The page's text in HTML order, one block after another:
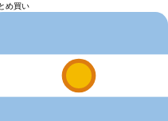
し最短日を選択された場合は、指定
ます。ご了承ください。 ・下記ワイ
います。
/ 辛口
受賞歴ムンドゥス・ヴィニ
ィング2025 ゴールドメダル、ワイ
ト ベスト・バイ！2. C by カブリス
クリング
定日翌日の配送となります。ご了承
ます。
スティング2025 ゴールドメダル、
2. C by カブリス ドライ・ロゼ スパー
世界のグレート・スパークリング・ワ
アワード2023 ゴールド！
め買い